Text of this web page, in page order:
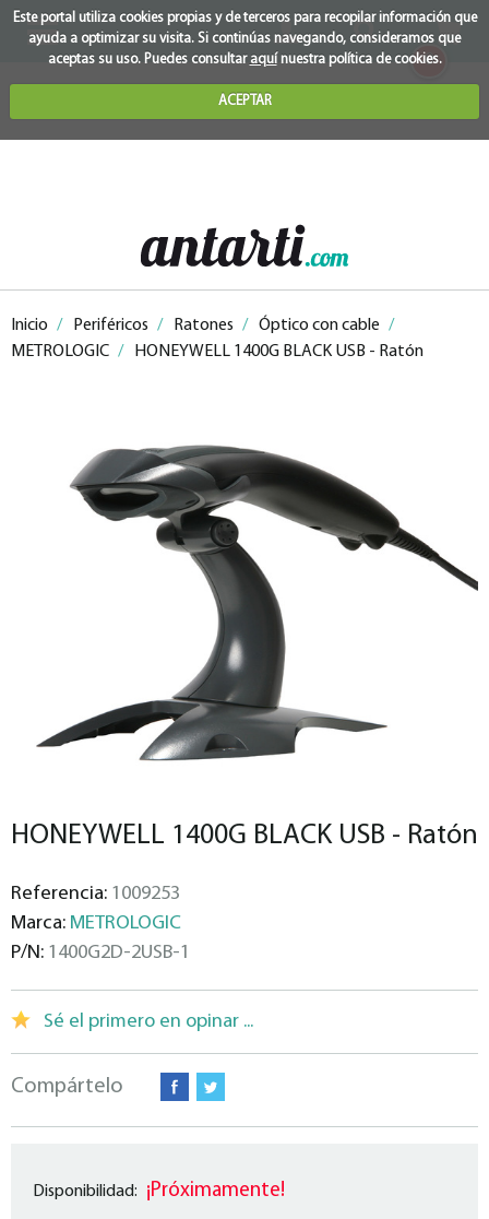
Este portal utiliza cookies propias y de terceros para recopilar información que
ayuda a optimizar su visita. Si continúas navegando, consideramos que
aceptas su uso. Puedes consultar aquínuestra política de cookies.
ACEPTAR
0
Inicio / Periféricos / Ratones / Óptico con cable /
METROLOGIC / HONEYWELL 1400G BLACK USB - Ratón
HONEYWELL 1400G BLACK USB - Ratón
Referencia: 1009253
Marca: METROLOGIC
P/N: 1400G2D-2USB-1
Sé el primero en opinar ...
Compártelo
Disponibilidad: ¡Próximamente!